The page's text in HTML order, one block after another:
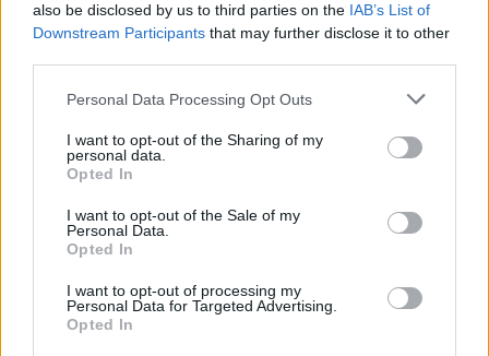
also be disclosed by us to third parties on the IAB’s List of
Downstream Participants that may further disclose it to other
Please note that this website/app uses one or more Google
not limited to your visit or usage behaviour. You may click to
grant or deny consent to Google and its third-party tags to
use your data for below specified purposes in below Google
consent section.
Personal Data Processing Opt Outs
I want to opt-out of the Sharing of my
personal data.
Opted In
I want to opt-out of the Sale of my
Personal Data.
Opted In
I want to opt-out of processing my
Personal Data for Targeted Advertising.
Opted In
Sárga izzadságfoltok a
házi szer, ami csodát tesz
pénz, önbizalom vagy
belső béke